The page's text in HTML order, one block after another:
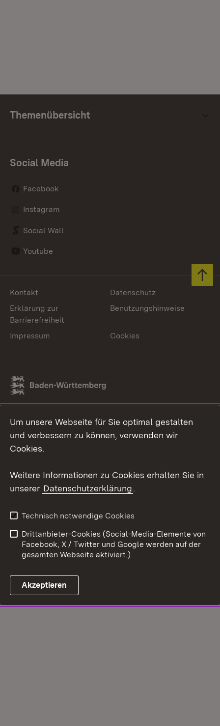
Themenübersicht
Social Media
Facebook
Instagram
Social Wall
Youtube
Link zum Landesportal
Kontakt
Datenschutz
Erklärung zur
Barrierefreiheit
Benutzungshinweise
Impressum Cookies
Um unsere Webseite für Sie optimal gestalten
und verbessern zu können, verwenden wir
Cookies.
Weitere Informationen zu Cookies erhalten Sie in
unserer Datenschutzerklärung.
Technisch notwendige Cookies
Drittanbieter-Cookies (Social-Media-Elemente von
Facebook, X / Twitter und Google werden auf der
gesamten Webseite aktiviert.)
Akzeptieren